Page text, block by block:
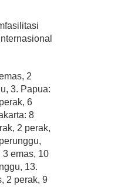
2
3. Papua:
6
8
2 perak,
3 emas, 10
13.
2 perak, 9